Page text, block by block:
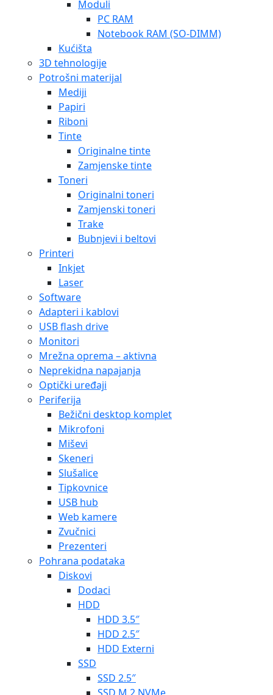
Moduli
PC RAM
Notebook RAM (SO-DIMM)
Kućišta
3D tehnologije
Potrošni materijal
Mediji
Papiri
Riboni
Tinte
Originalne tinte
Zamjenske tinte
Toneri
Originalni toneri
Zamjenski toneri
Trake
Bubnjevi i beltovi
Printeri
Inkjet
Laser
Software
Adapteri i kablovi
USB flash drive
Monitori
Mrežna oprema – aktivna
Neprekidna napajanja
Optički uređaji
Periferija
Bežični desktop komplet
Mikrofoni
Miševi
Skeneri
Slušalice
Tipkovnice
USB hub
Web kamere
Zvučnici
Prezenteri
Pohrana podataka
Diskovi
Dodaci
HDD
HDD 3.5″
HDD 2.5″
HDD Externi
SSD
SSD 2.5″